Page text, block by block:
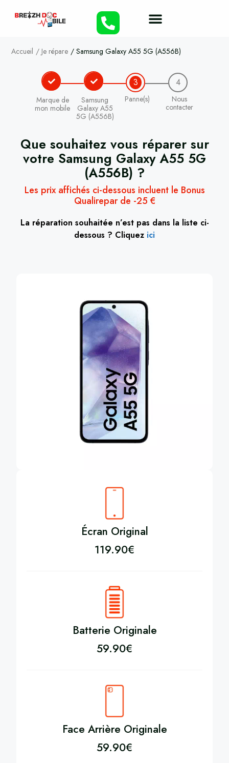
Accueil / Je répare /Samsung Galaxy A55 5G (A556B)
Marque de
mon mobile
Samsung
Galaxy A55
5G (A556B)
3
Panne(s)
4
Nous
contacter
Que souhaitez vous réparer sur
votre Samsung Galaxy A55 5G
(A556B) ?
Les prix affichés ci-dessous incluent le Bonus
Qualirepar de -25 €
La réparation souhaitée n’est pas dans la liste ci-
dessous ? Cliquez ici
Écran Original
119.90€
Batterie Originale
59.90€
Face Arrière Originale
59.90€